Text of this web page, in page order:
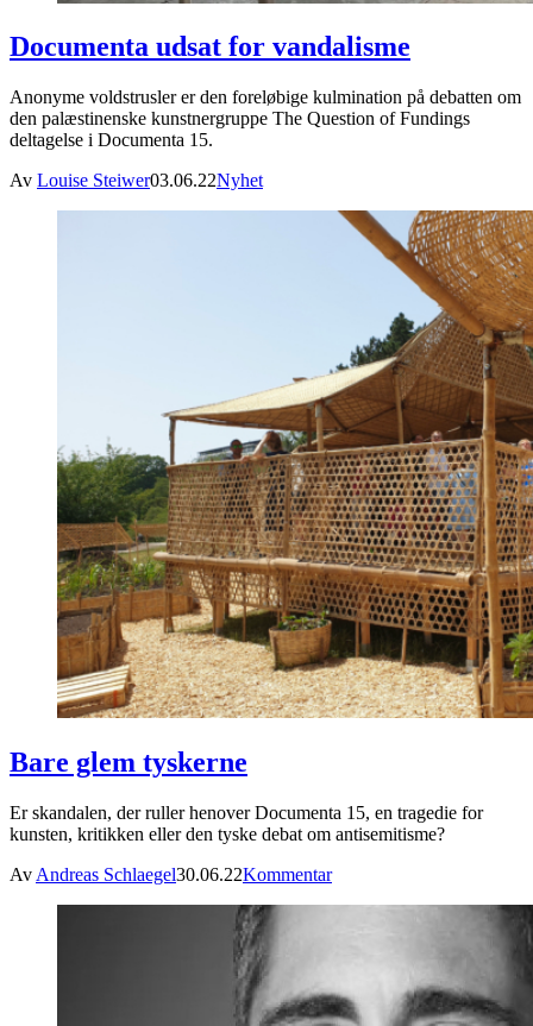
Documenta udsat for vandalisme
Anonyme voldstrusler er den foreløbige kulmination på debatten om
den palæstinenske kunstnergruppe The Question of Fundings
deltagelse i Documenta 15.
Av Louise Steiwer03.06.22Nyhet
Bare glem tyskerne
Er skandalen, der ruller henover Documenta 15, en tragedie for
kunsten, kritikken eller den tyske debat om antisemitisme?
Av Andreas Schlaegel30.06.22Kommentar